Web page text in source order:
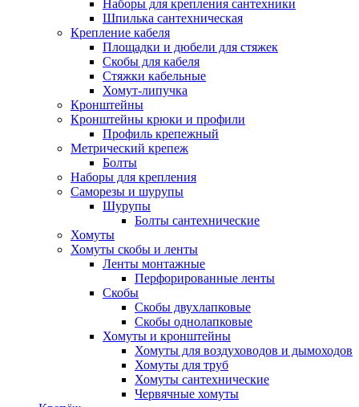
Наборы для крепления сантехники
Шпилька сантехническая
Крепление кабеля
Площадки и дюбели для стяжек
Скобы для кабеля
Стяжки кабельные
Хомут-липучка
Кронштейны
Кронштейны крюки и профили
Профиль крепежный
Метрический крепеж
Болты
Наборы для крепления
Саморезы и шурупы
Шурупы
Болты сантехнические
Хомуты
Хомуты скобы и ленты
Ленты монтажные
Перфорированные ленты
Скобы
Скобы двухлапковые
Скобы однолапковые
Хомуты и кронштейны
Хомуты для воздуховодов и дымоходов
Хомуты для труб
Хомуты сантехнические
Червячные хомуты